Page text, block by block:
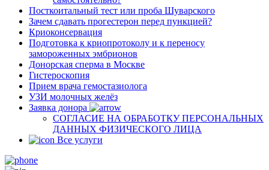
Посткоитальный тест или проба Шуварского
Зачем сдавать прогестерон перед пункцией?
Криоконсервация
Подготовка к криопротоколу и к переносу
замороженных эмбрионов
Донорская сперма в Москве
Гистероскопия
Прием врача гемостазиолога
УЗИ молочных желёз
Заявка донора
СОГЛАСИЕ НА ОБРАБОТКУ ПЕРСОНАЛЬНЫХ
ДАННЫХ ФИЗИЧЕСКОГО ЛИЦА
Все услуги